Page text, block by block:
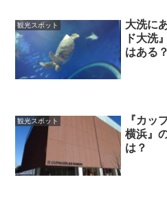
観光スポット
大洗に
ド大洗
はある？
観光スポット
『カッ
横浜』
は？